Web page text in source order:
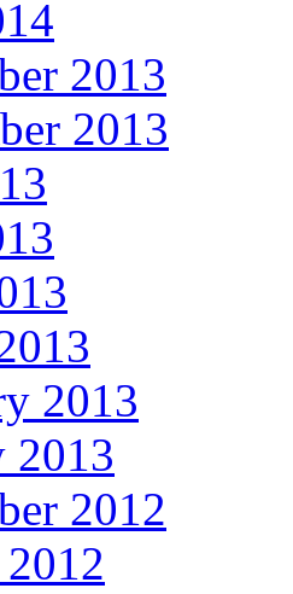
2013
2013
2013
2013
2012